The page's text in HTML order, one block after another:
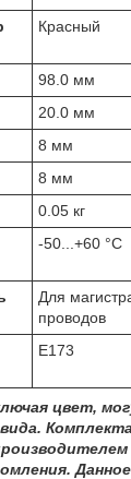
Красный
98.0 мм
20.0 мм
8 мм
8 мм
0.05 кг
-50...+60 °C
Для
проводов
Е173
цвет,